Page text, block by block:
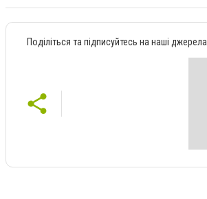
Поділіться та підписуйтесь на наші джерела